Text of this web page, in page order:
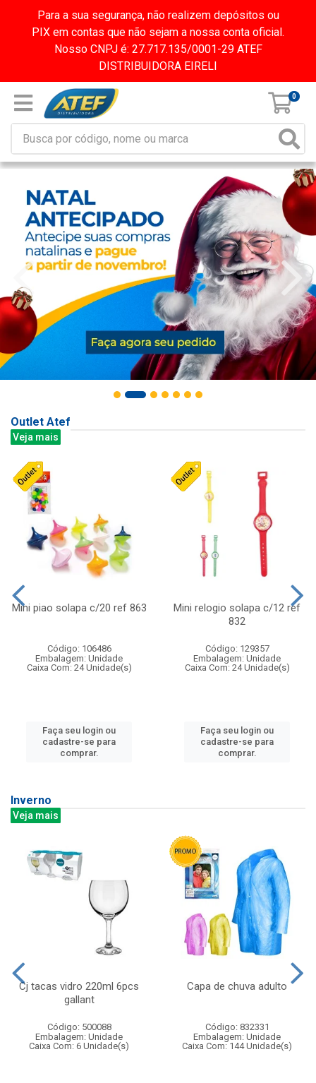
Para a sua segurança, não realizem depósitos ou
PIX em contas que não sejam a nossa conta oficial.
Nosso CNPJ é: 27.717.135/0001-29 ATEF
DISTRIBUIDORA EIRELI
0
Outlet Atef
Veja mais
Mini piao solapa c/20 ref 863
Código: 106486
Embalagem: Unidade
Caixa Com: 24 Unidade(s)
Faça seu login ou
cadastre-se para
comprar.
Mini relogio solapa c/12 ref
832
Código: 129357
Embalagem: Unidade
Caixa Com: 24 Unidade(s)
Faça seu login ou
cadastre-se para
comprar.
Inverno
Veja mais
Cj tacas vidro 220ml 6pcs
gallant
Código: 500088
Embalagem: Unidade
Caixa Com: 6 Unidade(s)
Capa de chuva adulto
Código: 832331
Embalagem: Unidade
Caixa Com: 144 Unidade(s)